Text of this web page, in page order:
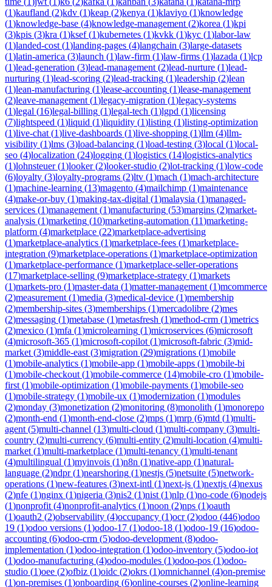
(1)kaufland (2)kdv (1)keap (2)kenya (1)klaviyo (1)knowledge
(1)knowledge-base (4)knowledge-management (2)korea (1)kpi
(3)kpis (3)kra (1)ksef(1)kubernetes (1)kvkk (1)kyc (1)labor-law
(1)landed-cost (1)landing-pages (4)langchain (3)large-datasets
(1)latin-america (3)launch (1)law-firm (1)law-firms (1)lazada (1)lcp
(1)lead-generation (3)lead-management (2)lead-nurture (1)lead-
nurturing (1)lead-scoring (2)lead-tracking (1)leadership (2)lean
(1)lean-manufacturing (1)lease-accounting (1)lease-management
(2)leave-management (1)legacy-migration (1)legacy-systems
(1)legal (16)legal-billing (1)legal-tech (1)lgpd (1)licensing
(7)lightspeed (1)liquid (1)liquidity (1)listing (1)listing-optimization
(1)live-chat (1)live-dashboards (1)live-shopping (1)llm (4)llm-
visibility (1)lms (3)load-balancing (1)load-testing (3)local (1)local-
seo (4)localization (24)logging (1)logistics (14)logistics-analytics
(1)lohnsteuer(1)looker(2)looker-studio (2)lot-tracking (1)low-code
(6)loyalty (3)loyalty-programs (2)ltv (1)mach (1)mach-architecture
(1)machine-learning (13)magento (4)mailchimp (1)maintenance
(4)make-or-buy (1)making-tax-digital (1)malaysia (1)managed-
services (1)management (1)manufacturing (53)margins (2)market-
analysis (1)marketing (10)marketing-automation (11)marketing-
platform (4)marketplace (22)marketplace-advertising
(1)marketplace-analytics (1)marketplace-fees (1)marketplace-
integration (9)marketplace-operations (1)marketplace-optimization
(1)marketplace-performance (1)marketplace-seller-operations
(17)marketplace-selling (9)marketplace-strategy (1)markets
(1)markets-pro (1)master-data (1)matter-management (1)mcommerce
(2)measurement (1)media (3)medical-device (1)membership
(2)membership-sites (3)memberships (1)mercadolibre (2)mes
(2)messaging (1)metabase (1)metasfresh (1)method-crm (1)metrics
(2)mexico (1)mfa (1)microlearning (1)microservices (6)microsoft
(4)microsoft-365 (1)microsoft-copilot (1)microsoft-fabric (3)mid-
market (3)middle-east (3)migration (29)migrations (1)mobile
(1)mobile-analytics (1)mobile-app (1)mobile-apps (1)mobile-bi
(1)mobile-checkout (1)mobile-commerce (14)mobile-cro (1)mobile-
first (1)mobile-optimization (1)mobile-payments (1)mobile-seo
(1)mobile-strategy (1)mobile-ux (1)modernization (1)modules
(2)monday (3)monetization (2)monitoring (8)monolith (1)monorepo
(2)month-end (1)month-end-close (2)mps (1)mrp (6)mtd (1)multi-
agent (5)multi-channel (13)multi-cloud (1)multi-company (3)multi-
country (2)multi-currency (6)multi-entity (2)multi-location (4)multi-
market (1)multi-marketplace (1)multi-tenancy (1)multi-tenant
(4)multilingual (1)myinvois (1)n8n (1)native-app (1)natural-
language (2)ndpr(1)nearshoring (1)nestjs (5)netsuite (5)network-
operations (1)new-features (3)next-intl (1)next-js (1)nextjs (4)nexus
(2)nfe (1)nginx (1)nigeria (3)nis2 (1)nist (1)nlp (1)no-code (6)nodejs
(1)nonprofit (4)nonprofit-analytics (1)noon (2)nps (1)oauth
(1)oauth2 (2)observability (4)occupancy (1)ocr(2)odoo (446)odoo
19 (1)odoo versions (1)odoo-17 (1)odoo-18 (1)odoo-19 (16)odoo-
accounting (6)odoo-crm (5)odoo-development (8)odoo-
implementation (1)odoo-integration (1)odoo-inventory (5)odoo-iot
(1)odoo-manufacturing (4)odoo-modules (1)odoo-pos (1)odoo-
studio (1)oee (2)ofbiz (1)oidc (2)okrs (1)omnichannel (4)on-premise
(1)on-premises (1)onboarding (6)online-courses (2)online-learning